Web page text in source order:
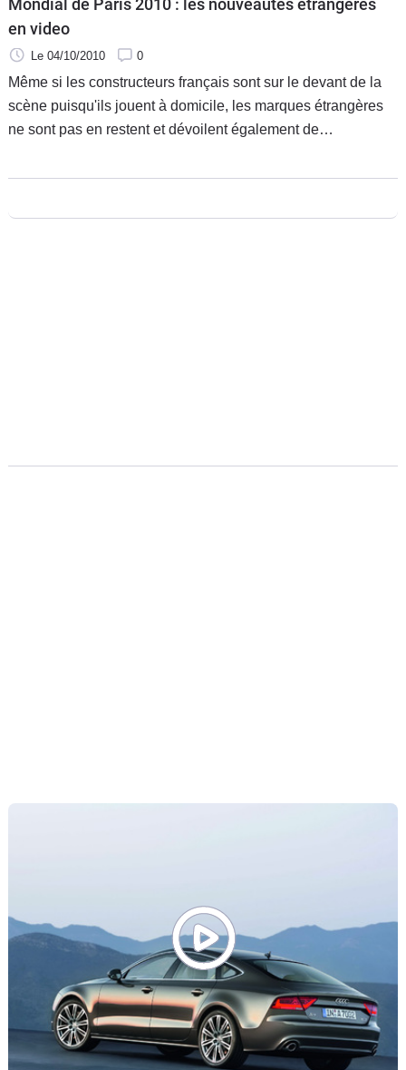
en video
Le 04/10/2010 0
Même si les constructeurs français sont sur le devant de la
scène puisqu'ils jouent à domicile, les marques étrangères
ne sont pas en restent et dévoilent également de